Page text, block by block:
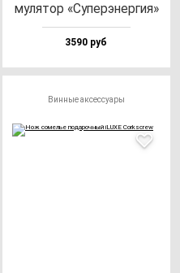
му­ля­тор «Супе­рэ­нер­гия»
3590 руб
Винные аксессуары